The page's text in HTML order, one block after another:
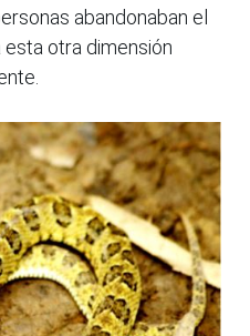
abandonaban el
otra dimensión